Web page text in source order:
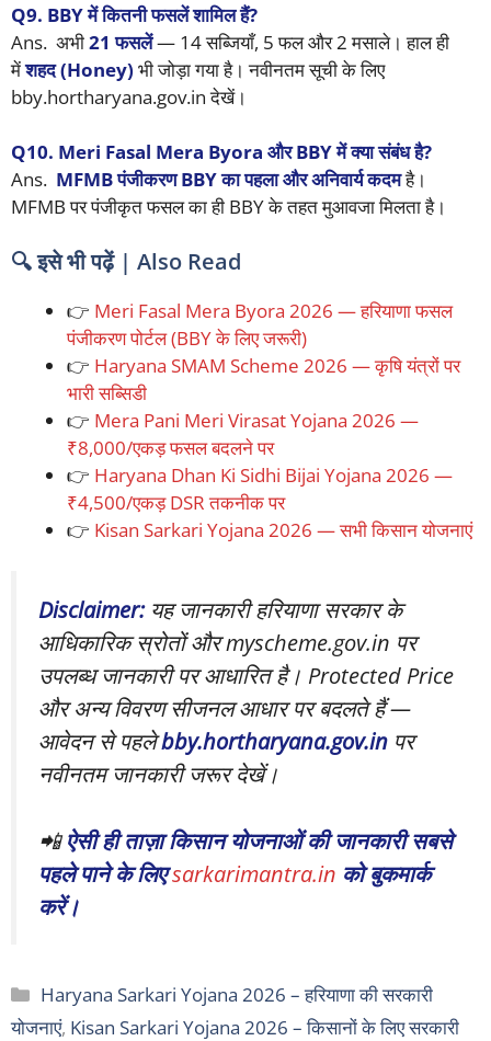
Q9. BBY में कितनी फसलें शामिल हैं?
Ans. अभी21 फसलें— 14 सब्जियाँ, 5 फल और 2 मसाले। हाल ही
मेंशहद (Honey) भी जोड़ा गया है। नवीनतम सूची के लिए
bby.hortharyana.gov.in देखें।
Q10. Meri Fasal Mera Byora और BBY में क्या संबंध है?
Ans. MFMB पंजीकरण BBY का पहला और अनिवार्य कदमहै।
MFMB पर पंजीकृत फसल का ही BBY के तहत मुआवजा मिलता है।
🔍 इसे भी पढ़ें | Also Read
👉 Meri Fasal Mera Byora 2026 — हरियाणा फसल
पंजीकरण पोर्टल (BBY के लिए जरूरी)
👉 Haryana SMAM Scheme 2026 — कृषि यंत्रों पर
भारी सब्सिडी
👉 Mera Pani Meri Virasat Yojana 2026 —
₹8,000/एकड़ फसल बदलने पर
👉 Haryana Dhan Ki Sidhi Bijai Yojana 2026 —
₹4,500/एकड़ DSR तकनीक पर
👉 Kisan Sarkari Yojana 2026 — सभी किसान योजनाएं
Disclaimer:यह जानकारी हरियाणा सरकार के
आधिकारिक स्रोतों और myscheme.gov.in पर
उपलब्ध जानकारी पर आधारित है। Protected Price
और अन्य विवरण सीजनल आधार पर बदलते हैं —
आवेदन से पहलेbby.hortharyana.gov.in पर
नवीनतम जानकारी जरूर देखें।
📲ऐसी ही ताज़ा किसान योजनाओं की जानकारी सबसे
पहले पाने के लिएsarkarimantra.in को बुकमार्क
करें।
Categories
Haryana Sarkari Yojana 2026 – हरियाणा की सरकारी
योजनाएं, Kisan Sarkari Yojana 2026 – किसानों के लिए सरकारी